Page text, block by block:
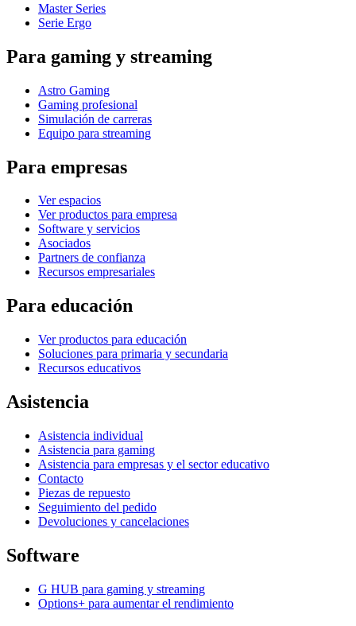
Master Series
Serie Ergo
Para gaming y streaming
Astro Gaming
Gaming profesional
Simulación de carreras
Equipo para streaming
Para empresas
Ver espacios
Ver productos para empresa
Software y servicios
Asociados
Partners de confianza
Recursos empresariales
Para educación
Ver productos para educación
Soluciones para primaria y secundaria
Recursos educativos
Asistencia
Asistencia individual
Asistencia para gaming
Asistencia para empresas y el sector educativo
Contacto
Piezas de repuesto
Seguimiento del pedido
Devoluciones y cancelaciones
Software
G HUB para gaming y streaming
Options+ para aumentar el rendimiento